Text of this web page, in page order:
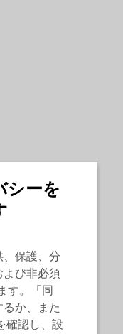
シーを
、保護、分
び非必須
す。「同
か、また
確認し、設